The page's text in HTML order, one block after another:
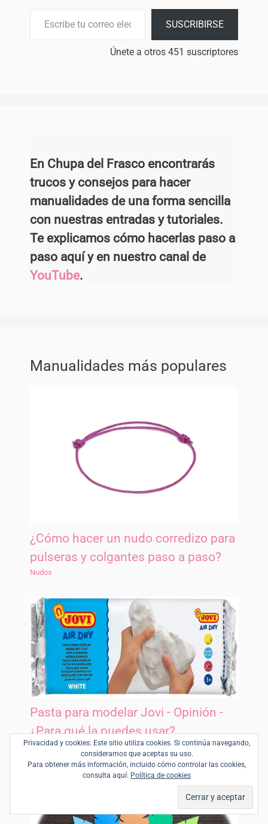
SUSCRIBIRSE
Únete a otros 451 suscriptores
En Chupa del Frasco encontrarás
trucos y consejos para hacer
manualidades de una forma sencilla
con nuestras entradas y tutoriales.
Te explicamos cómo hacerlas paso a
paso aquí y en nuestro canal de
YouTube.
Manualidades más populares
¿Cómo hacer un nudo corredizo para
pulseras y colgantes paso a paso?
Nudos
Pasta para modelar Jovi - Opinión -
¿Para qué la puedes usar?
Materiales
Privacidad y cookies: Este sitio utiliza cookies. Si continúa navegando,
consideramos que aceptas su uso.
Para obtener más información, incluido cómo controlar las cookies,
consulta aquí: Política de cookies